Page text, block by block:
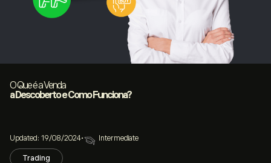
O Que é a Venda
a Descoberto e Como Funciona?
Updated: 19/08/2024• Intermediate
Trading